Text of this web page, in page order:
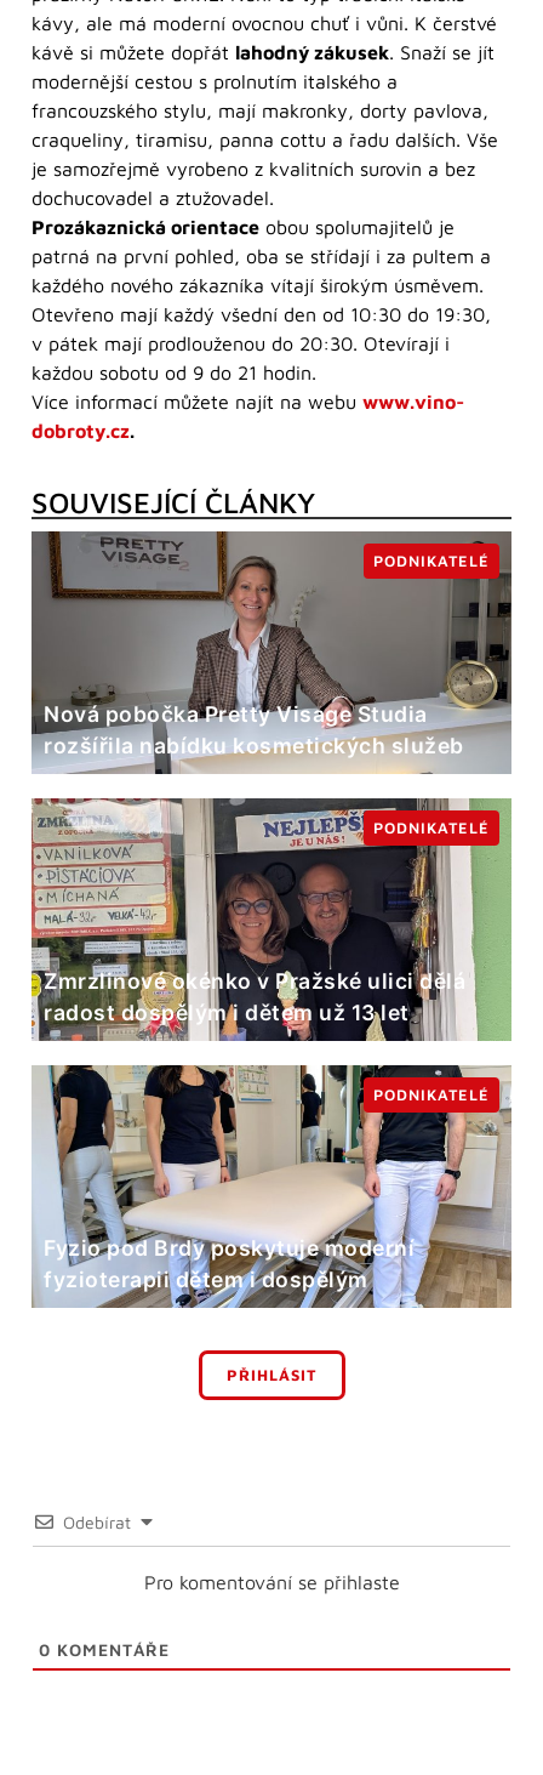
kávy, ale má moderní ovocnou chuť i vůni. K čerstvé
kávě si můžete dopřát lahodný zákusek. Snaží se jít
modernější cestou s prolnutím italského a
francouzského stylu, mají makronky, dorty pavlova,
craqueliny, tiramisu, panna cottu a řadu dalších. Vše
je samozřejmě vyrobeno z kvalitních surovin a bez
dochucovadel a ztužovadel.
Prozákaznická orientace obou spolumajitelů je
patrná na první pohled, oba se střídají i za pultem a
každého nového zákazníka vítají širokým úsměvem.
Otevřeno mají každý všední den od 10:30 do 19:30,
v pátek mají prodlouženou do 20:30. Otevírají i
každou sobotu od 9 do 21 hodin.
Více informací můžete najít na webu www.vino-
dobroty.cz.
SOUVISEJÍCÍ ČLÁNKY
Nová pobočka Pretty Visage Studia
rozšířila nabídku kosmetických služeb
PODNIKATELÉ
Zmrzlinové okénko v Pražské ulici dělá
radost dospělým i dětem už 13 let
PODNIKATELÉ
Fyzio pod Brdy poskytuje moderní
fyzioterapii dětem i dospělým
PODNIKATELÉ
PŘIHLÁSIT
Odebírat
Pro komentování se přihlaste
0 KOMENTÁŘE